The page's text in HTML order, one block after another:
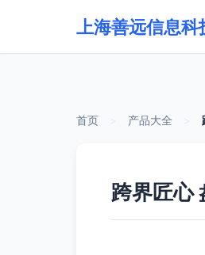
上海善远信息科
首页 产品大全
跨界匠心